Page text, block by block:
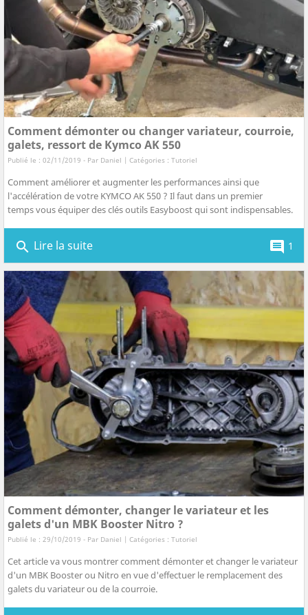
Comment démonter ou changer variateur, courroie,
galets, ressort de Kymco AK 550
Publié le : 02/11/2019 - Par Daniel | Catégories : Tutoriel
Comment améliorer et augmenter les performances ainsi que
l'accélération de votre KYMCO AK 550 ? Il faut dans un premier
temps vous équiper des clés outils Easyboost qui sont indispensables.
search Lire la suite comment 1
Comment démonter, changer le variateur et les
galets d'un MBK Booster Nitro ?
Publié le : 29/10/2019 - Par Daniel | Catégories : Tutoriel
Cet article va vous montrer comment démonter et changer le variateur
d'un MBK Booster ou Nitro en vue d'effectuer le remplacement des
galets du variateur ou de la courroie.